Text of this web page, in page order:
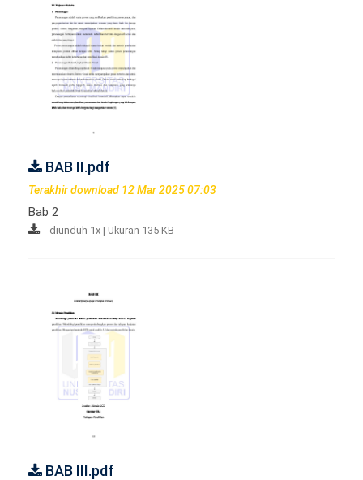
BAB II.pdf
Terakhir download 12 Mar 2025 07:03
Bab 2
diunduh 1x | Ukuran 135 KB
BAB III.pdf